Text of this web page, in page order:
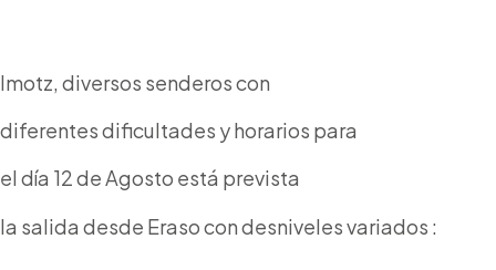
Imotz, diversos senderos con
diferentes dificultades y horarios para
el día 12 de Agosto está prevista
la salida desde Eraso con desniveles variados :